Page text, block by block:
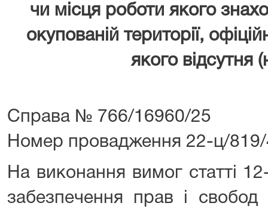
чи місця роботи якого
окупованій території,
якого відсутня
Справа № 766/16960/25
Номер провадження 22-ц/
На виконання вимог статті
забезпечення прав і